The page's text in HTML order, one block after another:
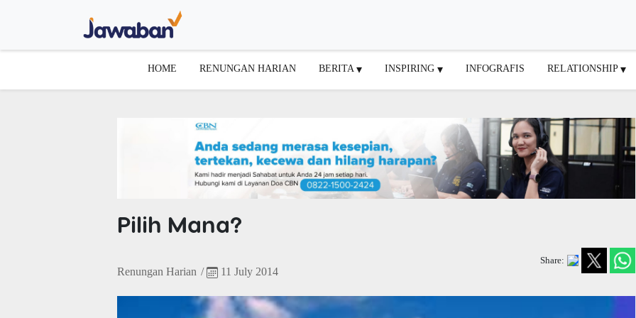
HOME RENUNGAN HARIAN BERITA INSPIRING INFOGRAFIS RELATIONSHIP
Pilih Mana?
Renungan Harian / 11 July 2014
Share: